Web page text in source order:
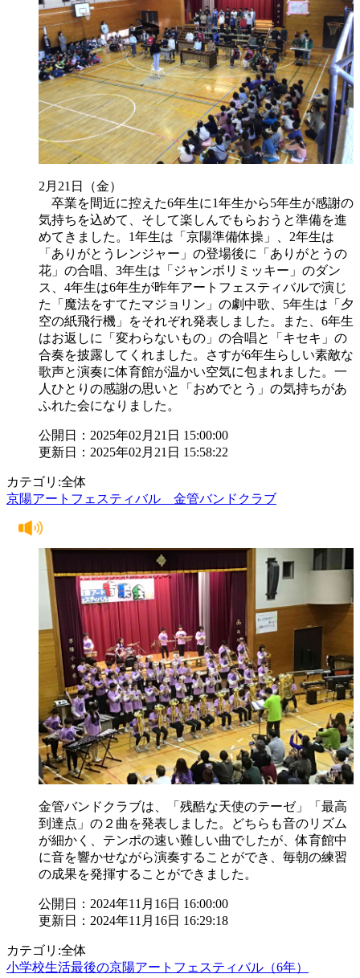
2月21日（金）
卒業を間近に控えた6年生に1年生から5年生が感謝の
気持ちを込めて、そして楽しんでもらおうと準備を進
めてきました。1年生は「京陽準備体操」、2年生は
「ありがとうレンジャー」の登場後に「ありがとうの
花」の合唱、3年生は「ジャンボリミッキー」のダン
ス、4年生は6年生が昨年アートフェスティバルで演じ
た「魔法をすてたマジョリン」の劇中歌、5年生は「夕
空の紙飛行機」をそれぞれ発表しました。また、6年生
はお返しに「変わらないもの」の合唱と「キセキ」の
合奏を披露してくれました。さすが6年生らしい素敵な
歌声と演奏に体育館が温かい空気に包まれました。一
人ひとりの感謝の思いと「おめでとう」の気持ちがあ
ふれた会になりました。
公開日：2025年02月21日 15:00:00
更新日：2025年02月21日 15:58:22
カテゴリ:全体
京陽アートフェスティバル 金管バンドクラブ
金管バンドクラブは、「残酷な天使のテーゼ」「最高
到達点」の２曲を発表しました。どちらも音のリズム
が細かく、テンポの速い難しい曲でしたが、体育館中
に音を響かせながら演奏することができ、毎朝の練習
の成果を発揮することができました。
公開日：2024年11月16日 16:00:00
更新日：2024年11月16日 16:29:18
カテゴリ:全体
小学校生活最後の京陽アートフェスティバル（6年）